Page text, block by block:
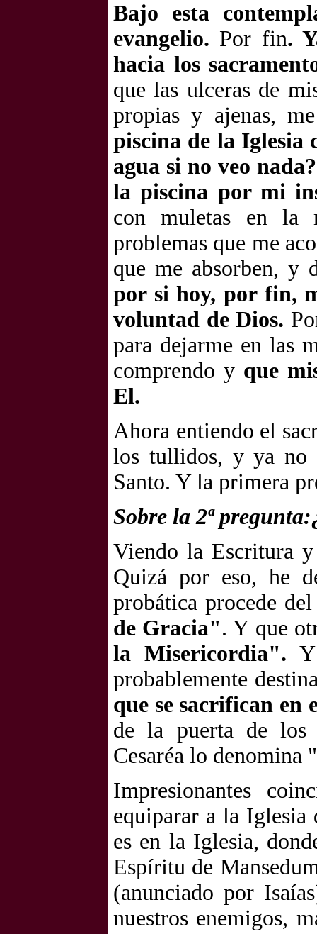
Bajo esta
evangelio. Por fin.
hacia los
que las ulceras de
propias y ajenas,
piscina de la Iglesia
agua si no veo
la piscina por mi
con muletas en la
problemas que me
que me absorben, y
por si hoy, por fin,
voluntad de Dios.
para dejarme en las
comprendo y que
El.
Ahora entiendo el
los tullidos, y ya no
Santo. Y la primera
Sobre la 2ª
Viendo la Escritura y
Quizá por eso, he
probática procede
de Gracia".Y que
la Misericordia".
probablemente
que se sacrifican en
de la puerta de los
Cesaréa lo denomina "
Impresionantes
equiparar a la Iglesia
es en la Iglesia,
Espíritu de
(anunciado por
nuestros enemigos,